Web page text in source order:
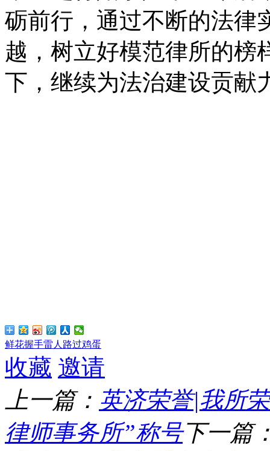
砺前行，通过不断的法律
越，树立好模范律所的榜
下，继续为法治建设贡献
鲜花握手雷人 路过鸡蛋
收藏 邀请
上一篇： 英济荣誉|我所
律师事务所”称号下一篇